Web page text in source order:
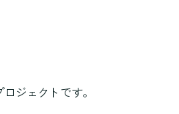
ジェクトです。